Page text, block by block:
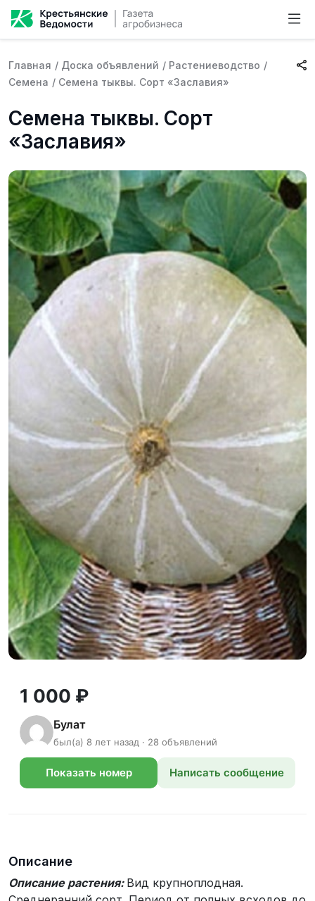
Главная / Доска объявлений / Растениеводство /
Семена / Семена тыквы. Сорт «Заславия»
Семена тыквы. Сорт
«Заславия»
1 000 ₽
Булат
был(а) 8 лет назад · 28 объявлений
Показать номер Написать сообщение
Описание
Описание растения: Вид крупноплодная.